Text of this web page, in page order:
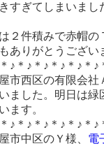
すぎてしまいま
２件積みで赤帽
ありがとうござい
♪＊♪＊♪＊♪＊♪＊
市西区の有限会社
ました。明日は
ます。
♪＊♪＊♪＊♪＊♪＊
市中区のＹ様、 電